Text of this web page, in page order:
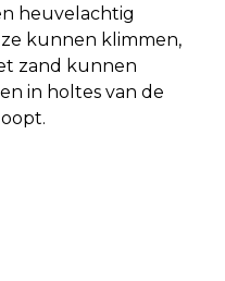
heuvelachtig
kunnen klimmen,
zand kunnen
in holtes van de